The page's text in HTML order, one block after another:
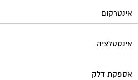
אינטרקום
אינסטלציה
אספקת דלק